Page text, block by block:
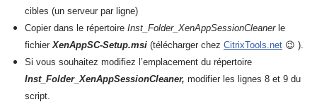
cibles (un serveur par ligne)
Copier dans le répertoire Inst_Folder_XenAppSessionCleanerle
fichierXenAppSC-Setup.msi (télécharger chez CitrixTools.net 😉 ).
Si vous souhaitez modifiez l’emplacement du répertoire
Inst_Folder_XenAppSessionCleaner, modifier les lignes 8 et 9 du
script.